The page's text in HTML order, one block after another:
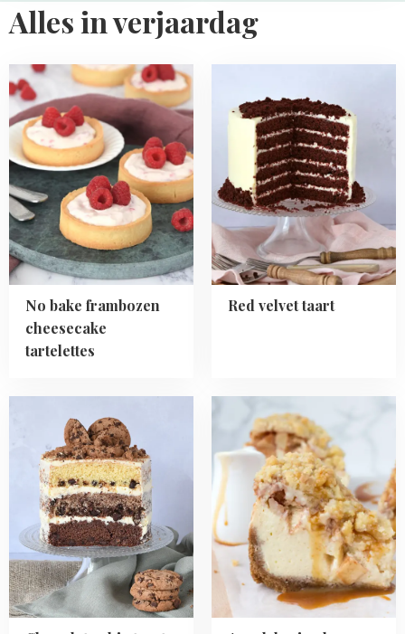
Alles in verjaardag
No bake frambozen
cheesecake
tartelettes
Read
more
about
No
bake
frambozen
cheesecake
tartelettes
Red velvet taart
about
taart
about
Chocolate
about
Appel-
kruimel
cheesecake